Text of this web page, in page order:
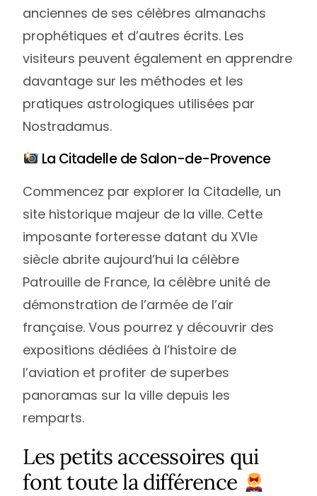
anciennes de ses célèbres almanachs
prophétiques et d’autres écrits. Les
visiteurs peuvent également en apprendre
davantage sur les méthodes et les
pratiques astrologiques utilisées par
Nostradamus.
La Citadelle de Salon-de-Provence
Commencez par explorer la Citadelle, un
site historique majeur de la ville. Cette
imposante forteresse datant du XVIe
siècle abrite aujourd’hui la célèbre
Patrouille de France, la célèbre unité de
démonstration de l’armée de l’air
française. Vous pourrez y découvrir des
expositions dédiées à l’histoire de
l’aviation et profiter de superbes
panoramas sur la ville depuis les
remparts.
Les petits accessoires qui
font toute la différence